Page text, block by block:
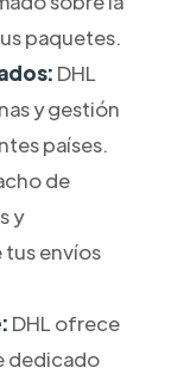
paquetes.
DHL
y gestión
países.
de
y
envíos
DHL ofrece
dedicado